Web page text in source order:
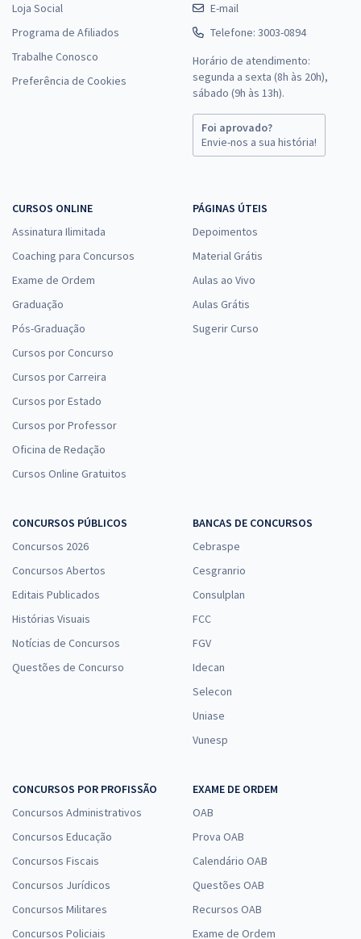
Loja Social
Programa de Afiliados
Trabalhe Conosco
Preferência de Cookies
E-mail
Telefone: 3003-0894
Horário de atendimento:
segunda a sexta (8h às 20h),
sábado (9h às 13h).
Foi aprovado?
Envie-nos a sua história!
CURSOS ONLINE
Assinatura Ilimitada
Coaching para Concursos
Exame de Ordem
Graduação
Pós-Graduação
Cursos por Concurso
Cursos por Carreira
Cursos por Estado
Cursos por Professor
Oficina de Redação
Cursos Online Gratuitos
PÁGINAS ÚTEIS
Depoimentos
Material Grátis
Aulas ao Vivo
Aulas Grátis
Sugerir Curso
CONCURSOS PÚBLICOS
Concursos 2026
Concursos Abertos
Editais Publicados
Histórias Visuais
Notícias de Concursos
Questões de Concurso
BANCAS DE CONCURSOS
Cebraspe
Cesgranrio
Consulplan
FCC
FGV
Idecan
Selecon
Uniase
Vunesp
CONCURSOS POR PROFISSÃO
Concursos Administrativos
Concursos Educação
Concursos Fiscais
Concursos Jurídicos
Concursos Militares
Concursos Policiais
EXAME DE ORDEM
OAB
Prova OAB
Calendário OAB
Questões OAB
Recursos OAB
Exame de Ordem